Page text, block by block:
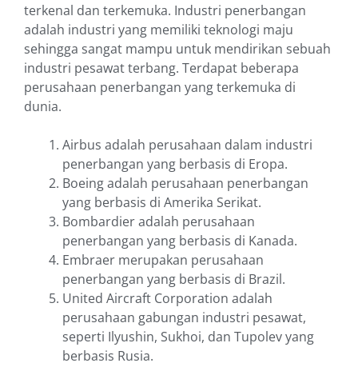
terkenal dan terkemuka. Industri penerbangan
adalah industri yang memiliki teknologi maju
sehingga sangat mampu untuk mendirikan sebuah
industri pesawat terbang. Terdapat beberapa
perusahaan penerbangan yang terkemuka di
dunia.
Airbus adalah perusahaan dalam industri
penerbangan yang berbasis di Eropa.
Boeing adalah perusahaan penerbangan
yang berbasis di Amerika Serikat.
Bombardier adalah perusahaan
penerbangan yang berbasis di Kanada.
Embraer merupakan perusahaan
penerbangan yang berbasis di Brazil.
United Aircraft Corporation adalah
perusahaan gabungan industri pesawat,
seperti Ilyushin, Sukhoi, dan Tupolev yang
berbasis Rusia.